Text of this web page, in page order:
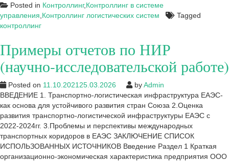
работ
на
Posted in Контроллинг,Контроллинг в системе
управления Контроллинг логистических систем
Tagged
контроллинг
Примеры отчетов по НИР
(научно-исследовательской работе)
Posted on 11.10.2021 25.03.2026 byAdmin
ВВЕДЕНИЕ 1. Транспортно-логистическая инфраструктура ЕАЭС-
как основа для устойчивого развития стран Союза 2.Оценка
развития транспортно-логистической инфраструктуры ЕАЭС с
2022-2024гг. 3.Проблемы и перспективы международных
транспортных коридоров в ЕАЭС ЗАКЛЮЧЕНИЕ СПИСОК
ИСПОЛЬЗОВАННЫХ ИСТОЧНИКОВ Введение Раздел 1 Краткая
организационно-экономическая характеристика предприятия ООО